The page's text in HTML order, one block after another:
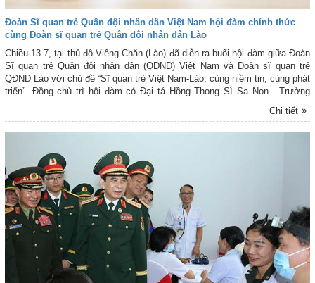
Đoàn Sĩ quan trẻ Quân đội nhân dân Việt Nam hội đàm chính thức
cùng Đoàn sĩ quan trẻ Quân đội nhân dân Lào
Chiều 13-7, tại thủ đô Viêng Chăn (Lào) đã diễn ra buổi hội đàm giữa Đoàn
Sĩ quan trẻ Quân đội nhân dân (QĐND) Việt Nam và Đoàn sĩ quan trẻ
QĐND Lào với chủ đề “Sĩ quan trẻ Việt Nam-Lào, cùng niềm tin, cùng phát
triển”. Đồng chủ trì hội đàm có Đại tá Hồng Thong Sì Sa Non - Trưởng
Chi tiết